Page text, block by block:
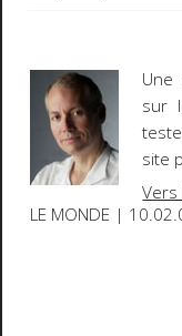
Une
sur
site
LE MONDE |